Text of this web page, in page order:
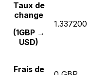
Taux de
change
(1GBP →
USD)
1.337200
Frais de